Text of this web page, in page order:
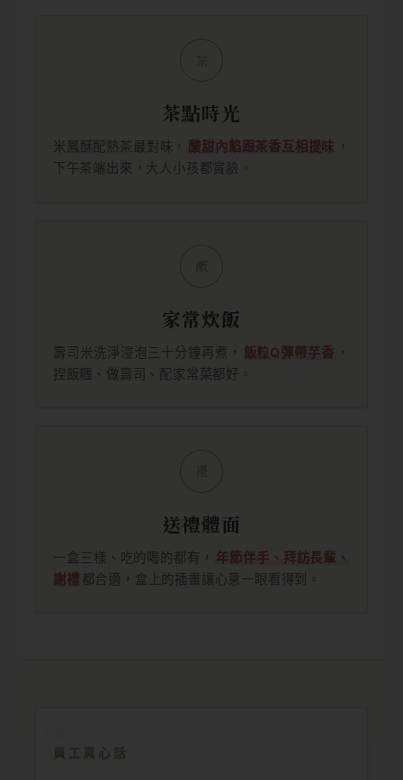
茶
茶點時光
米鳳酥配熱茶最對味， 酸甜內餡跟茶香互相提味 ，
下午茶端出來，大人小孩都賞臉。
飯
家常炊飯
壽司米洗淨浸泡三十分鐘再煮， 飯粒Q彈帶芋香 ，
捏飯糰、做壽司、配家常菜都好。
禮
送禮體面
一盒三樣、吃的喝的都有， 年節伴手、拜訪長輩、
謝禮
都合適，盒上的插畫讓心意一眼看得到。
員工真心話